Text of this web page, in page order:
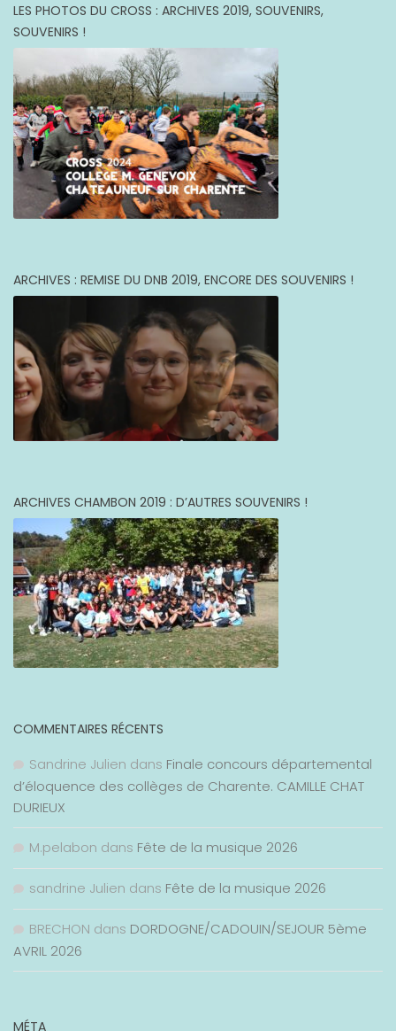
LES PHOTOS DU CROSS : ARCHIVES 2019, SOUVENIRS,
SOUVENIRS !
ARCHIVES : REMISE DU DNB 2019, ENCORE DES SOUVENIRS !
ARCHIVES CHAMBON 2019 : D’AUTRES SOUVENIRS !
COMMENTAIRES RÉCENTS
Sandrine Julien dans Finale concours départemental
d’éloquence des collèges de Charente. CAMILLE CHAT
DURIEUX
M.pelabon dans Fête de la musique 2026
sandrine Julien dans Fête de la musique 2026
BRECHON dans DORDOGNE/CADOUIN/SEJOUR 5ème
AVRIL 2026
MÉTA